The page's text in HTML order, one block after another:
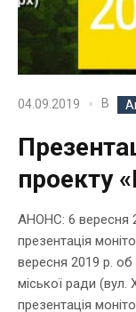
04.09.2019 В
проекту
АНОНС: 6 вересня
презентація
вересня 2019 р.
міської ради (вул.
презентація